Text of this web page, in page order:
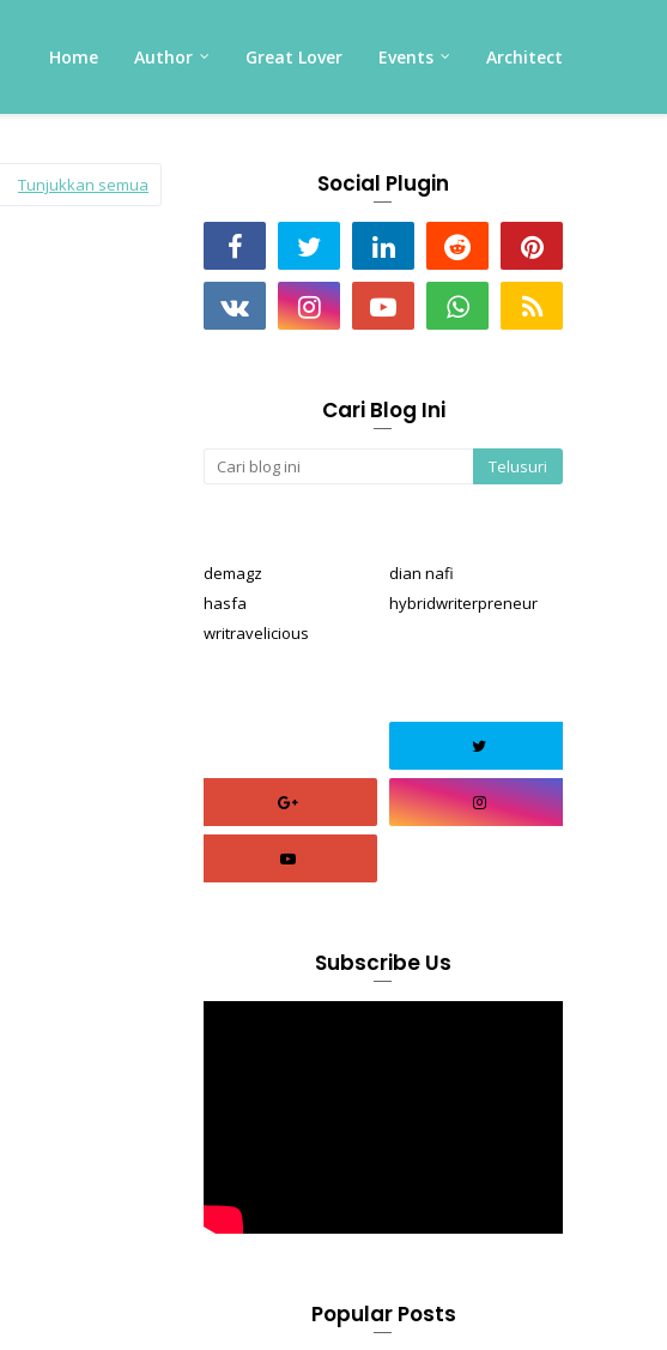
Home Author Great Lover Events Architect
Tunjukkan semua Social Plugin
Cari Blog Ini
demagz
dian nafi
hasfa
hybridwriterpreneur
writravelicious
Subscribe Us
Popular Posts